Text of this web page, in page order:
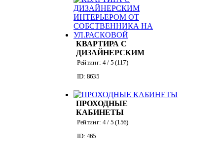
КВАРТИРА С
ДИЗАЙНЕРСКИМ
ИНТЕРЬЕРОМ ОТ
НА УЛ.РАСКОВОЙ
Рейтинг: 4/ 5 (117)
ID: 8635
ПРОХОДНЫЕ
КАБИНЕТЫ
Рейтинг: 4/ 5 (156)
ID: 465